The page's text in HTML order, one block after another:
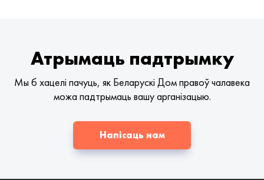
Атрымаць падтрымку
Мы б хацелі пачуць, як Беларускі Дом правоў чалавека
можа падтрымаць вашу арганізацыю.
Напісаць нам